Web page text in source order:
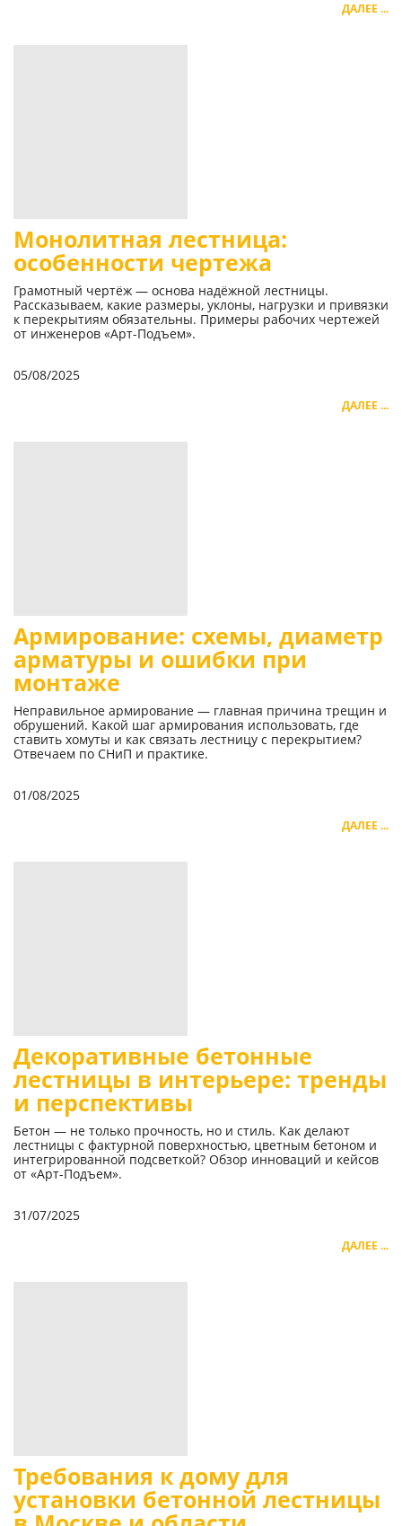
ДАЛЕЕ ...
Монолитная лестница:
особенности чертежа
Грамотный чертёж — основа надёжной лестницы.
Рассказываем, какие размеры, уклоны, нагрузки и привязки
к перекрытиям обязательны. Примеры рабочих чертежей
от инженеров «Арт-Подъем».
05/08/2025
ДАЛЕЕ ...
Армирование: схемы, диаметр
арматуры и ошибки при
монтаже
Неправильное армирование — главная причина трещин и
обрушений. Какой шаг армирования использовать, где
ставить хомуты и как связать лестницу с перекрытием?
Отвечаем по СНиП и практике.
01/08/2025
ДАЛЕЕ ...
Декоративные бетонные
лестницы в интерьере: тренды
и перспективы
Бетон — не только прочность, но и стиль. Как делают
лестницы с фактурной поверхностью, цветным бетоном и
интегрированной подсветкой? Обзор инноваций и кейсов
от «Арт-Подъем».
31/07/2025
ДАЛЕЕ ...
Требования к дому для
установки бетонной лестницы